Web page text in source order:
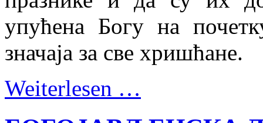
упућена Богу на
значаја за све хришћане.
Weiterlesen …